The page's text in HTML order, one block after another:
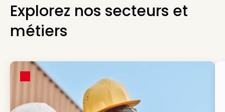
Explorez nos secteurs et
métiers